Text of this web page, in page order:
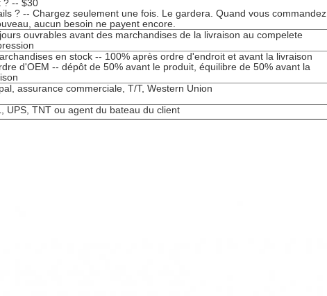
? -- $30
? -- Chargez seulement une fois. Le gardera. Quand vous commandez
aucun besoin ne payent encore.
ouvrables avant des marchandises de la livraison au compelete
en stock -- 100% après ordre d'endroit et avant la livraison
d'OEM -- dépôt de 50% avant le produit, équilibre de 50% avant la
assurance commerciale, T/T, Western Union
UPS, TNT ou agent du bateau du client